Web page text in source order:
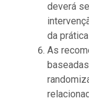
deverá
da
As